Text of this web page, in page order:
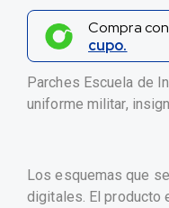
Compra
cupo.
Parches Escuela de
uniforme militar,
Los esquemas que
digitales. El producto